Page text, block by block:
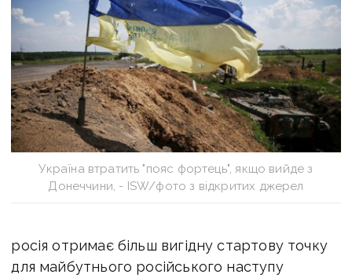
Україна втратить "пояс фортець", якщо вийде з
Донеччини, - ISW/фото з відкритих джерел
росія отримає більш вигідну стартову точку
для майбутнього російського наступу